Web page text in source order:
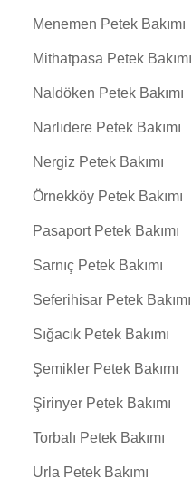
Menemen Petek Bakımı
Mithatpasa Petek Bakımı
Naldöken Petek Bakımı
Narlıdere Petek Bakımı
Nergiz Petek Bakımı
Örnekköy Petek Bakımı
Pasaport Petek Bakımı
Sarnıç Petek Bakımı
Seferihisar Petek Bakımı
Sığacık Petek Bakımı
Şemikler Petek Bakımı
Şirinyer Petek Bakımı
Torbalı Petek Bakımı
Urla Petek Bakımı